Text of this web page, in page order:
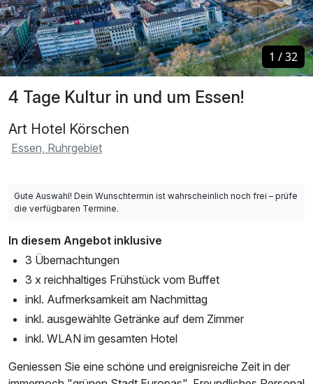
4 Tage Kultur in und um Essen!
Art Hotel Körschen
Essen, Ruhrgebiet
1 /32
1 /32
Gute Auswahl! Dein Wunschtermin ist wahrscheinlich noch frei – prüfe
die verfügbaren Termine.
In diesem Angebot inklusive
3 Übernachtungen
3 x reichhaltiges Frühstück vom Buffet
inkl. Aufmerksamkeit am Nachmittag
inkl. ausgewählte Getränke auf dem Zimmer
inkl. WLAN im gesamten Hotel
Geniessen Sie eine schöne und ereignisreiche Zeit in der